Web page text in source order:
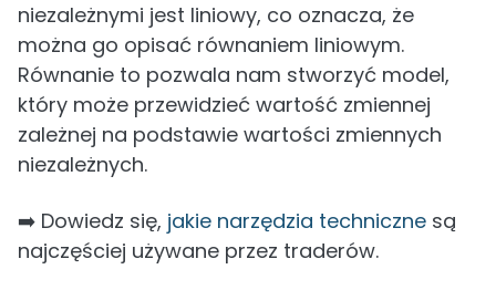
niezależnymi jest liniowy, co oznacza, że
można go opisać równaniem liniowym.
Równanie to pozwala nam stworzyć model,
który może przewidzieć wartość zmiennej
zależnej na podstawie wartości zmiennych
niezależnych.
➡️ Dowiedz się, jakie narzędzia techniczne są
najczęściej używane przez traderów.